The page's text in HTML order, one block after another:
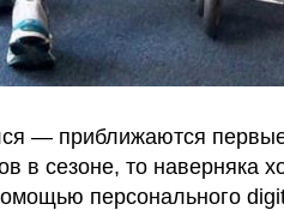
— приближаются
в сезоне, то наверняка
персонального